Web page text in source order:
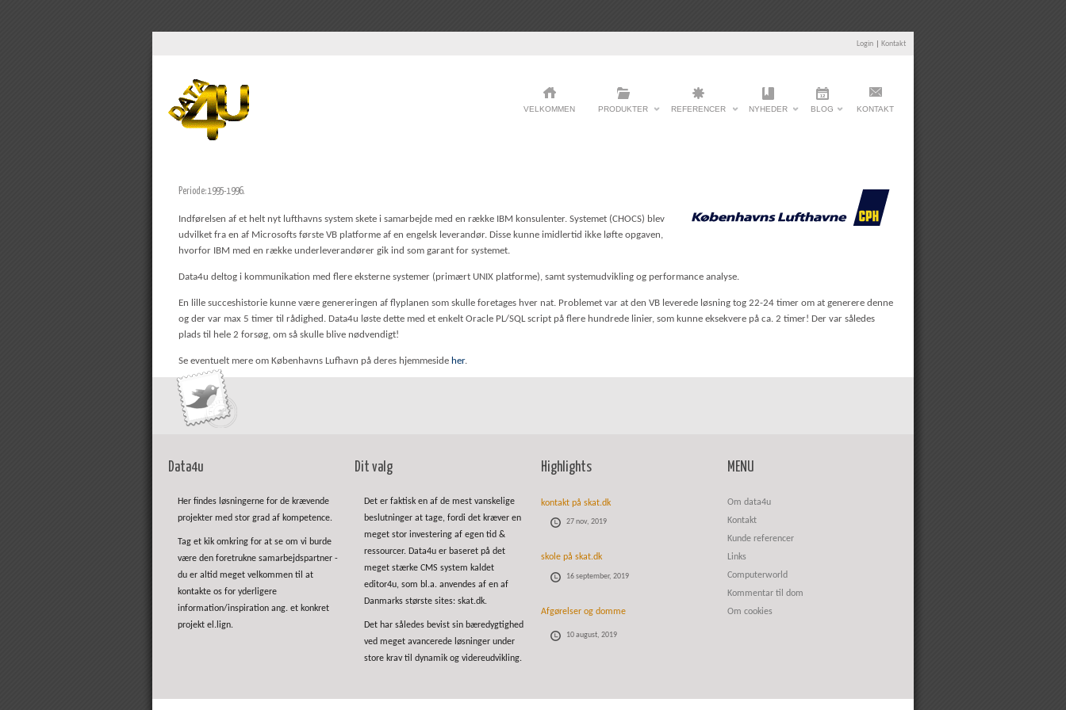
Login Kontakt
VELKOMMEN PRODUKTER REFERENCER NYHEDER BLOG KONTAKT
Periode: 1995-1996.
Indførelsen af et helt nyt lufthavns system skete i samarbejde med en række IBM konsulenter. Systemet (CHOCS) blev
udvilket fra en af Microsofts første VB platforme af en engelsk leverandør. Disse kunne imidlertid ikke løfte opgaven,
hvorfor IBM med en række underleverandører gik ind som garant for systemet.
Data4u deltog i kommunikation med flere eksterne systemer (primært UNIX platforme), samt systemudvikling og performance analyse.
En lille succeshistorie kunne være genereringen af flyplanen som skulle foretages hver nat. Problemet var at den VB leverede løsning tog 22-24 timer om at generere denne
og der var max 5 timer til rådighed. Data4u løste dette med et enkelt Oracle PL/SQL script på flere hundrede linier, som kunne eksekvere på ca. 2 timer! Der var således
plads til hele 2 forsøg, om så skulle blive nødvendigt!
Se eventuelt mere om Københavns Lufhavn på deres hjemmeside her.
Data4u
Her findes løsningerne for de krævende
projekter med stor grad af kompetence.
Tag et kik omkring for at se om vi burde
være den foretrukne samarbejdspartner -
du er altid meget velkommen til at
kontakte os for yderligere
information/inspiration ang. et konkret
projekt el.lign.
Dit valg
Det er faktisk en af de mest vanskelige
beslutninger at tage, fordi det kræver en
meget stor investering af egen tid &
ressourcer. Data4u er baseret på det
meget stærke CMS system kaldet
editor4u, som bl.a. anvendes af en af
Danmarks største sites: skat.dk.
Det har således bevist sin bæredygtighed
ved meget avancerede løsninger under
store krav til dynamik og videreudvikling.
Highlights
kontakt på skat.dk
27 nov, 2019
skole på skat.dk
16 september, 2019
Afgørelser og domme
10 august, 2019
MENU
Om data4u
Kontakt
Kunde referencer
Links
Computerworld
Kommentar til dom
Om cookies